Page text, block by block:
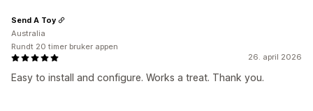
26. april 2026
Easy to install and configure. Works a treat. Thank you.
Send A Toy
Australia
Rundt 20 timer bruker appen